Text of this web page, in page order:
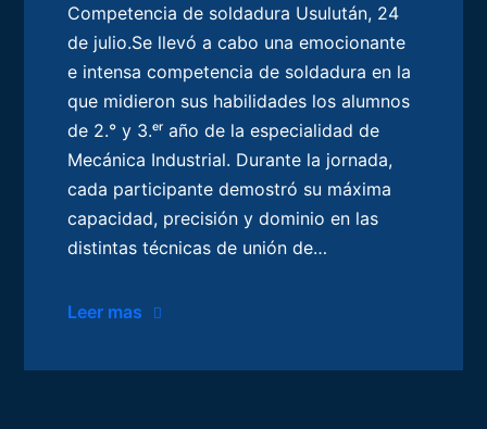
Competencia de soldadura Usulután, 24
de julio.Se llevó a cabo una emocionante
e intensa competencia de soldadura en la
que midieron sus habilidades los alumnos
de 2.° y 3.ᵉʳ año de la especialidad de
Mecánica Industrial. Durante la jornada,
cada participante demostró su máxima
capacidad, precisión y dominio en las
distintas técnicas de unión de…
Leer mas